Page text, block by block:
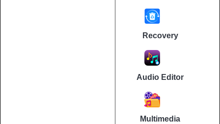
Recovery
Audio Editor
Multimedia